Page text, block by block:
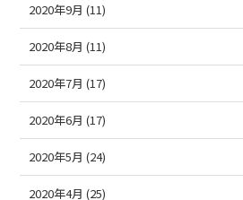
2020年9月 (11)
2020年8月 (11)
2020年7月 (17)
2020年6月 (17)
2020年5月 (24)
2020年4月 (25)